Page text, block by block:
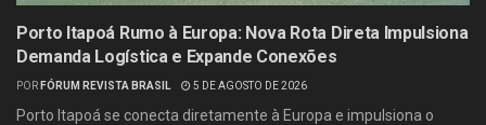
Porto Itapoá Rumo à Europa: Nova Rota Direta Impulsiona
Demanda Logística e Expande Conexões
POR FÓRUM REVISTA BRASIL 5 DE AGOSTO DE 2026
Porto Itapoá se conecta diretamente à Europa e impulsiona o